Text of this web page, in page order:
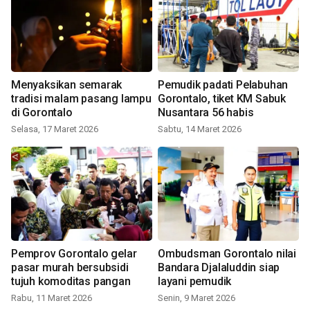
Menyaksikan semarak
tradisi malam pasang lampu
di Gorontalo
Selasa, 17 Maret 2026
Pemudik padati Pelabuhan
Gorontalo, tiket KM Sabuk
Nusantara 56 habis
Sabtu, 14 Maret 2026
Pemprov Gorontalo gelar
pasar murah bersubsidi
tujuh komoditas pangan
Rabu, 11 Maret 2026
Ombudsman Gorontalo nilai
Bandara Djalaluddin siap
layani pemudik
Senin, 9 Maret 2026